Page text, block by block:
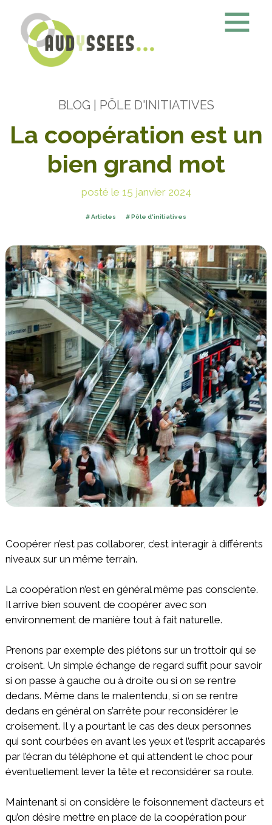
BLOG | PÔLE D'INITIATIVES
La coopération est un
bien grand mot
posté le 15 janvier 2024
Articles Pôle d'initiatives
Coopérer n’est pas collaborer, c’est interagir à différents
niveaux sur un même terrain.
La coopération n’est en général même pas consciente.
Il arrive bien souvent de coopérer avec son
environnement de manière tout à fait naturelle.
Prenons par exemple des piétons sur un trottoir qui se
croisent. Un simple échange de regard suffit pour savoir
si on passe à gauche ou à droite ou si on se rentre
dedans. Même dans le malentendu, si on se rentre
dedans en général on s’arrête pour reconsidérer le
croisement. Il y a pourtant le cas des deux personnes
qui sont courbées en avant les yeux et l’esprit accaparés
par l’écran du téléphone et qui attendent le choc pour
éventuellement lever la tête et reconsidérer sa route.
Maintenant si on considère le foisonnement d’acteurs et
qu’on désire mettre en place de la coopération pour